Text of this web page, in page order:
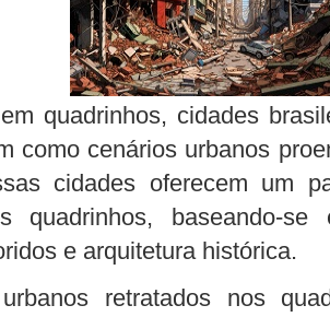
quadrinhos, cidades
como cenários urbanos
cidades oferecem um
quadrinhos, baseando-
e arquitetura histórica.
retratados nos